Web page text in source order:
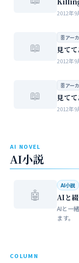
2012年9
📖
🗄 アー
見てて
2012年9
📖
🗄 アー
見てて
2012年9
AI NOVEL
AI小説
🤖
AI小説
AIと
AIと一
ます。
COLUMN